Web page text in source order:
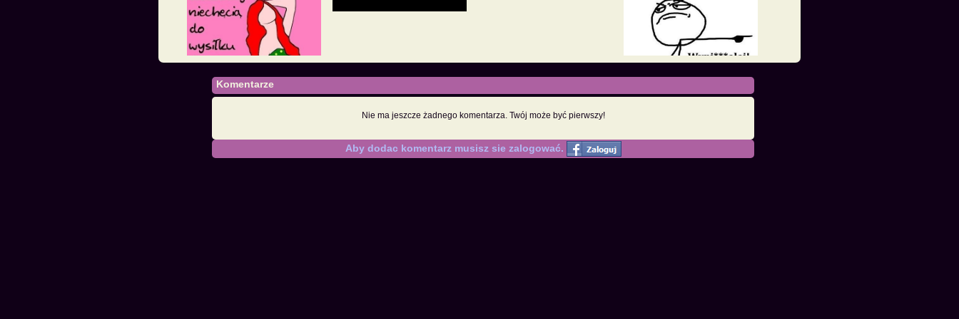
Komentarze
Nie ma jeszcze żadnego komentarza. Twój może być pierwszy!
Aby dodac komentarz musisz sie zalogować.